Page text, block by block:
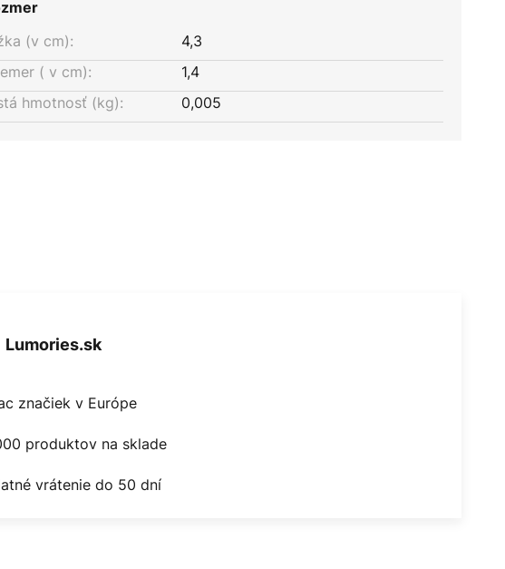
(v cm):
4,3
( v cm):
1,4
hmotnosť (kg):
0,005
Lumories.sk
značiek v Európe
produktov na sklade
vrátenie do 50 dní